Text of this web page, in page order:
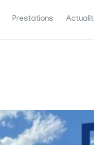
Prestations